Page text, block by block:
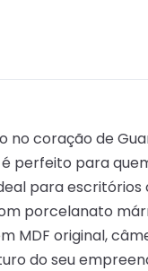
no coração de
perfeito para
para escritórios
porcelanato
MDF original,
do seu